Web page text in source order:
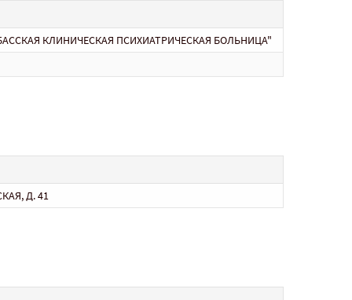
КЛИНИЧЕСКАЯ ПСИХИАТРИЧЕСКАЯ БОЛЬНИЦА"
Д. 41